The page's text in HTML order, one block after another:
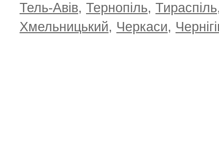
Тель-Авів, Тернопіль, Тираспіль
Хмельницький, Черкаси,